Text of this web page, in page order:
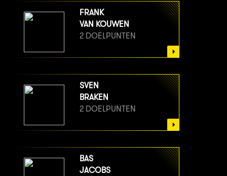
FRANK
VAN KOUWEN
2 DOELPUNTEN
SVEN
BRAKEN
2 DOELPUNTEN
BAS
JACOBS